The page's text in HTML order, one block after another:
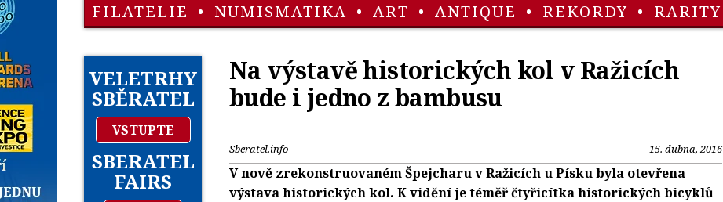
FILATELIE • NUMISMATIKA • ART • ANTIQUE • REKORDY • RARITY
VELETRHY
SBĚRATEL
VSTUPTE
SBERATEL
FAIRS
Na výstavě historických kol v Ražicích
bude i jedno z bambusu
Sberatel.info 15. dubna, 2016
V nově zrekonstruovaném Špejcharu v Ražicích u Písku byla otevřena
výstava historických kol. K vidění je téměř čtyřicítka historických bicyklů